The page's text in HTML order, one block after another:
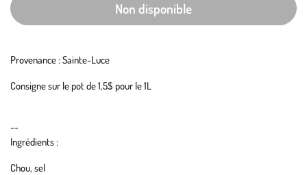
Non disponible
Provenance : Sainte-Luce
Consigne sur le pot de 1,5$ pour le 1L
--
Ingrédients :
Chou, sel